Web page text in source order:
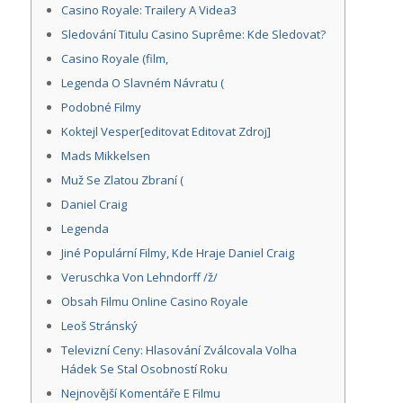
Casino Royale: Trailery A Videa3
Sledování Titulu Casino Suprême: Kde Sledovat?
Casino Royale (film,
Legenda O Slavném Návratu (
Podobné Filmy
Koktejl Vesper[editovat Editovat Zdroj]
Mads Mikkelsen
Muž Se Zlatou Zbraní (
Daniel Craig
Legenda
Jiné Populární Filmy, Kde Hraje Daniel Craig
Veruschka Von Lehndorff /ž/
Obsah Filmu Online Casino Royale
Leoš Stránský
Televizní Ceny: Hlasování Zválcovala Volha
Hádek Se Stal Osobností Roku
Nejnovější Komentáře E Filmu